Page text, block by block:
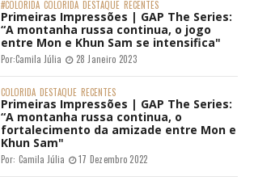
#COLORIDA COLORIDA DESTAQUE RECENTES
Primeiras Impressões | GAP The Series:
“A montanha russa continua, o jogo
entre Mon e Khun Sam se intensifica"
Por:Camila Júlia 28 Janeiro 2023
COLORIDA DESTAQUE RECENTES
Primeiras Impressões | GAP The Series:
“A montanha russa continua, o
fortalecimento da amizade entre Mon e
Khun Sam"
Por: Camila Júlia 17 Dezembro 2022